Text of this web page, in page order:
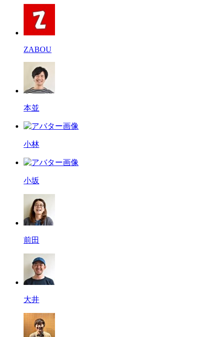
ZABOU
本並
小林
小坂
前田
大井